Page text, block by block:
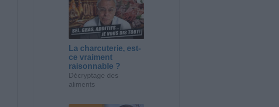
La charcuterie, est-
ce vraiment
raisonnable ?
Décryptage des
aliments